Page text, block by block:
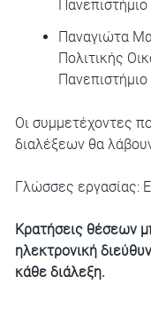
Παναγιώτα
Πολιτικής
Οι συμμετέχοντες
διαλέξεων θα
Γλώσσες εργασίας:
Κρατήσεις θέσεων
ηλεκτρονική
κάθε διάλεξη.